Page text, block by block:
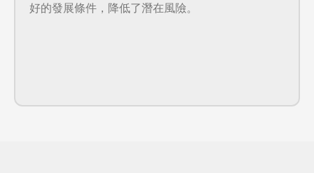
好的發展條件，降低了潛在風險。